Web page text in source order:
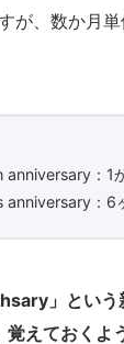
が、数か月
anniversary：1
anniversary：6
」という
えておくよ